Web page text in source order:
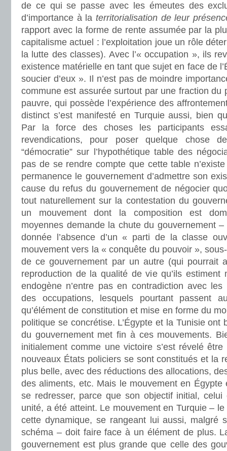
de ce qui se passe avec les émeutes des
d’importance à la territorialisation de leur
rapport avec la forme de rente assumée par la
capitalisme actuel : l’exploitation joue un rôle
la lutte des classes). Avec l’« occupation », ils
existence matérielle en tant que sujet en face de
soucier d’eux ». Il n’est pas de moindre
commune est assurée surtout par une fraction du
pauvre, qui possède l’expérience des
distinct s’est manifesté en Turquie aussi, bien
Par la force des choses les participants
revendications, pour poser quelque chose
“démocratie” sur l’hypothétique table des
pas de se rendre compte que cette table
permanence le gouvernement d’admettre son
cause du refus du gouvernement de négocier
tout naturellement sur la contestation du
un mouvement dont la composition est
moyennes demande la chute du gouvernement
donnée l’absence d’un « parti de la classe
mouvement vers la « conquête du pouvoir »,
de ce gouvernement par un autre (qui pourrait
reproduction de la qualité de vie qu’ils estiment
endogène n’entre pas en contradiction avec les
des occupations, lesquels pourtant passent
qu’élément de constitution et mise en forme du
politique se concrétise. L’Égypte et la Tunisie ont
du gouvernement met fin à ces mouvements.
initialement comme une victoire s’est révelé
nouveaux États policiers se sont constitués et la
plus belle, avec des réductions des allocations,
des aliments, etc. Mais le mouvement en Égypte
se redresser, parce que son objectif initial,
unité, a été atteint. Le mouvement en Turquie –
cette dynamique, se rangeant lui aussi, malgré
schéma – doit faire face à un élément de plus.
gouvernement est plus grande que celle des